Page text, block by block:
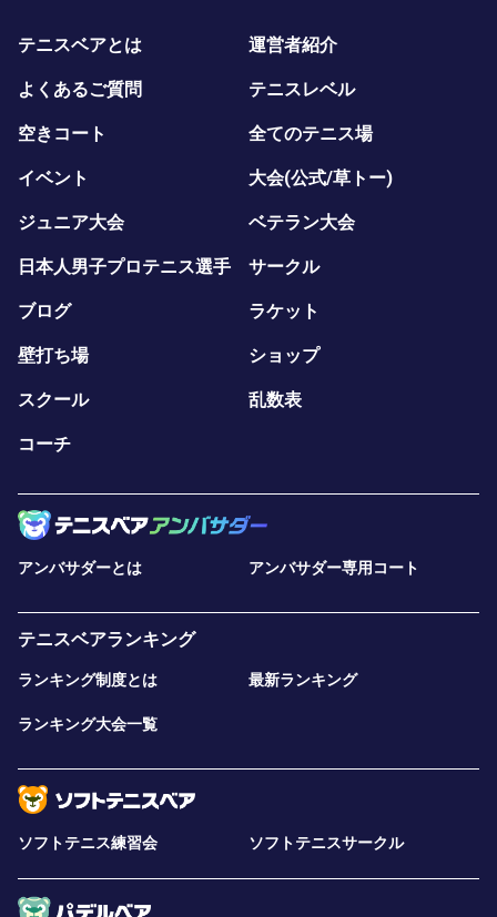
テニスベアとは 運営者紹介
よくあるご質問 テニスレベル
空きコート 全てのテニス場
イベント 大会(公式/草トー)
ジュニア大会 ベテラン大会
日本人男子プロテニス選手 サークル
ブログ ラケット
壁打ち場 ショップ
スクール 乱数表
コーチ
アンバサダーとは アンバサダー専用コート
テニスベアランキング
ランキング制度とは 最新ランキング
ランキング大会一覧
ソフトテニス練習会 ソフトテニスサークル